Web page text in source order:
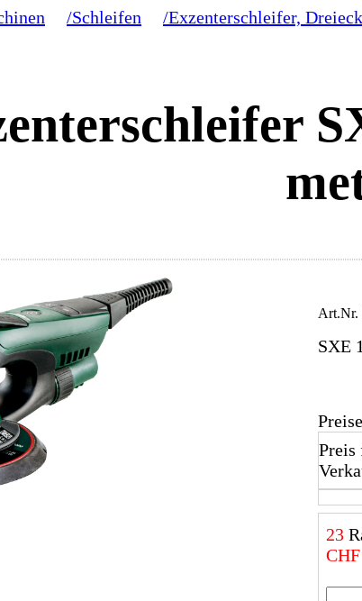
/Schleifen /Exzenterschleifer,
Art.Nr.
SXE
Preis
23
CHF